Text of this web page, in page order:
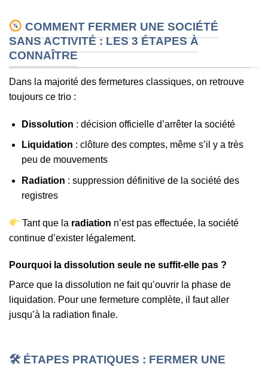
COMMENT FERMER UNE SOCIÉTÉ
SANS ACTIVITÉ : LES 3 ÉTAPES À
CONNAÎTRE
Dans la majorité des fermetures classiques, on retrouve
toujours ce trio :
Dissolution : décision officielle d’arrêter la société
Liquidation : clôture des comptes, même s’il y a très
peu de mouvements
Radiation : suppression définitive de la société des
registres
Tant que la radiation n’est pas effectuée, la société
continue d’exister légalement.
Pourquoi la dissolution seule ne suffit-elle pas ?
Parce que la dissolution ne fait qu’ouvrir la phase de
liquidation. Pour une fermeture complète, il faut aller
jusqu’à la radiation finale.
🛠 ÉTAPES PRATIQUES : FERMER UNE